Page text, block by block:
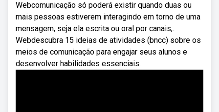
Webcomunicação só poderá existir quando duas ou
mais pessoas estiverem interagindo em torno de uma
mensagem, seja ela escrita ou oral por canais,.
Webdescubra 15 ideias de atividades (bncc) sobre os
meios de comunicação para engajar seus alunos e
desenvolver habilidades essenciais.